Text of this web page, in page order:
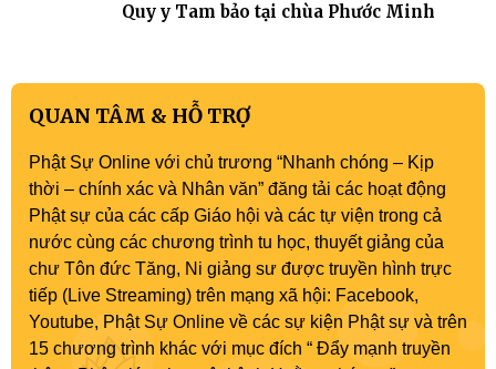
Quy y Tam bảo tại chùa Phước Minh
QUAN TÂM & HỖ TRỢ
Phật Sự Online với chủ trương “Nhanh chóng – Kịp
thời – chính xác và Nhân văn” đăng tải các hoạt động
Phật sự của các cấp Giáo hội và các tự viện trong cả
nước cùng các chương trình tu học, thuyết giảng của
chư Tôn đức Tăng, Ni giảng sư được truyền hình trực
tiếp (Live Streaming) trên mạng xã hội: Facebook,
Youtube, Phật Sự Online về các sự kiện Phật sự và trên
15 chương trình khác với mục đích “ Đẩy mạnh truyền